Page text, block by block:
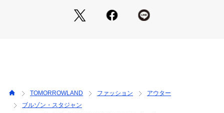
良く晴れた日から大雨の日まで、あらゆる気候でお使いいただ
2024SS商品TOMORROWLAND ファッション
アウター
ブルゾン・スタジャン